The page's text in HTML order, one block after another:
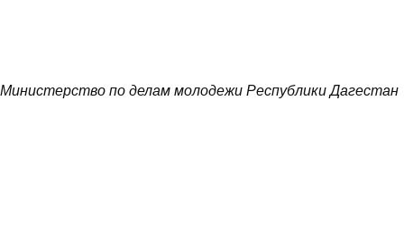
Министерство по делам молодежи Республики Дагестан